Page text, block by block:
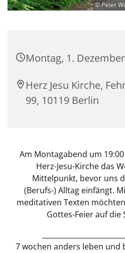
© Peter
Montag, 1.
Herz Jesu Kirche,
99, 10119 Berlin
Am Montagabend um
Herz-Jesu-Kirche das
Mittelpunkt, bevor uns
(Berufs-) Alltag einfängt.
meditativen Texten
Gottes-Feier auf die
7 wochen anders leben und